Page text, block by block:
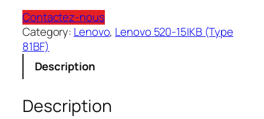
Contactez-nous
Category: Lenovo, Lenovo 520-15IKB (Type
81BF)
Description
Description